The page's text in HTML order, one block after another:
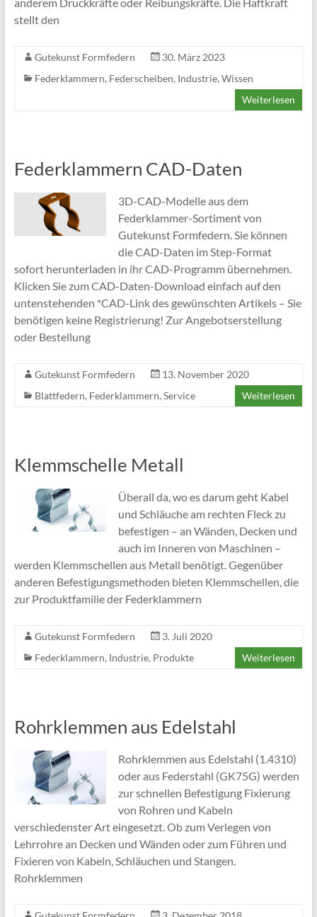
stellt den
Gutekunst Formfedern
30. März 2023
Federklammern, Federscheiben, Industrie, Wissen
Weiterlesen
Federklammern CAD-Daten
3D-CAD-Modelle aus dem
Federklammer-Sortiment von
Gutekunst Formfedern. Sie können
die CAD-Daten im Step-Format
sofort herunterladen in ihr CAD-Programm übernehmen.
Klicken Sie zum CAD-Daten-Download einfach auf den
untenstehenden *CAD-Link des gewünschten Artikels – Sie
benötigen keine Registrierung! Zur Angebotserstellung
oder Bestellung
Gutekunst Formfedern
13. November 2020
Blattfedern, Federklammern, Service Weiterlesen
Klemmschelle Metall
Überall da, wo es darum geht Kabel
und Schläuche am rechten Fleck zu
befestigen – an Wänden, Decken und
auch im Inneren von Maschinen –
werden Klemmschellen aus Metall benötigt. Gegenüber
anderen Befestigungsmethoden bieten Klemmschellen, die
zur Produktfamilie der Federklammern
Gutekunst Formfedern
3. Juli 2020
Federklammern, Industrie, Produkte Weiterlesen
Rohrklemmen aus Edelstahl
Rohrklemmen aus Edelstahl (1.4310)
oder aus Federstahl (GK75G) werden
zur schnellen Befestigung Fixierung
von Rohren und Kabeln
verschiedenster Art eingesetzt. Ob zum Verlegen von
Lehrrohre an Decken und Wänden oder zum Führen und
Fixieren von Kabeln, Schläuchen und Stangen.
Rohrklemmen